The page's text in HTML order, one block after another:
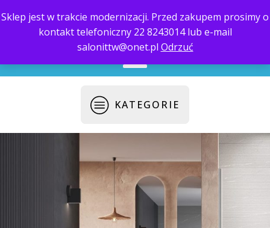
Sklep jest w trakcie modernizacji. Przed zakupem prosimy o
kontakt telefoniczny 22 8243014 lub e-mail
salonittw@onet.pl Odrzuć
biuro@saloni.pl 22 559-10-50
KATEGORIE